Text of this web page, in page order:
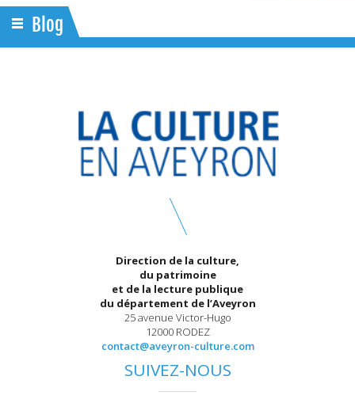
Blog
Direction de la culture,
du patrimoine
et de la lecture publique
du département de l’Aveyron
25 avenue Victor-Hugo
12000 RODEZ
contact@aveyron-culture.com
SUIVEZ-NOUS